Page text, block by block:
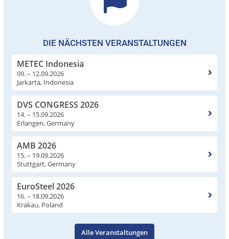
DIE NÄCHSTEN VERANSTALTUNGEN
METEC Indonesia
09. – 12.09.2026
Jarkarta, Indonesia
DVS CONGRESS 2026
14. – 15.09.2026
Erlangen, Germany
AMB 2026
15. – 19.09.2026
Stuttgart, Germany
EuroSteel 2026
16. – 18.09.2026
Krakau, Poland
Alle Veranstaltungen